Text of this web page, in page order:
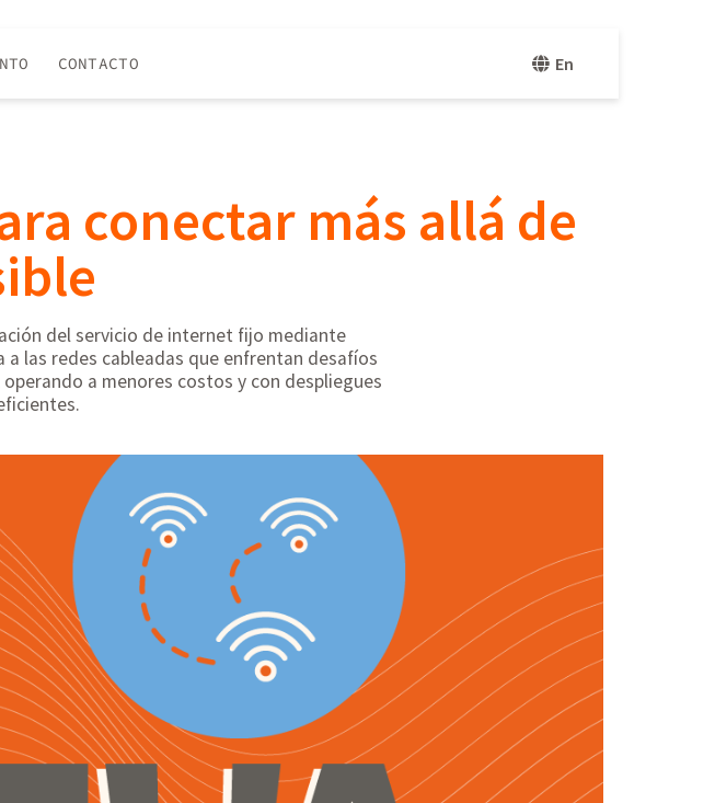
CONTACTO En
conectar más allá de
del servicio de internet fijo mediante
las redes cableadas que enfrentan desafíos
a menores costos y con despliegues